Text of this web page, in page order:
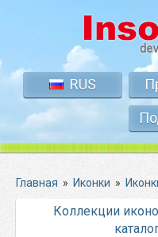
RUS
Главная » Иконки »
Коллекции